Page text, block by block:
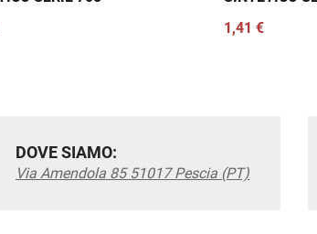
1,41 €
DOVE SIAMO:
Via Amendola 85 51017 Pescia (PT)